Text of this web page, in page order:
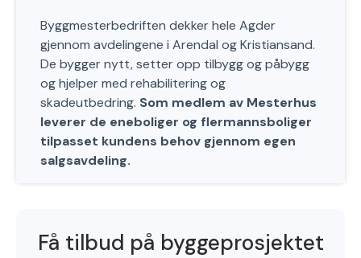
Byggmesterbedriften dekker hele Agder
gjennom avdelingene i Arendal og Kristiansand.
De bygger nytt, setter opp tilbygg og påbygg
og hjelper med rehabilitering og
skadeutbedring. Som medlem av Mesterhus
leverer de eneboliger og flermannsboliger
tilpasset kundens behov gjennom egen
salgsavdeling.
Få tilbud på byggeprosjektet